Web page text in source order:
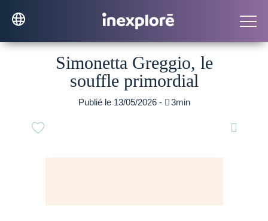
Simonetta Greggio, le
souffle primordial
Publié le 13/05/2026 - 3min
